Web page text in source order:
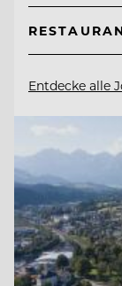
Entdecke alle